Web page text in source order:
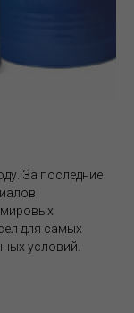
За последние
мировых
для самых
условий.